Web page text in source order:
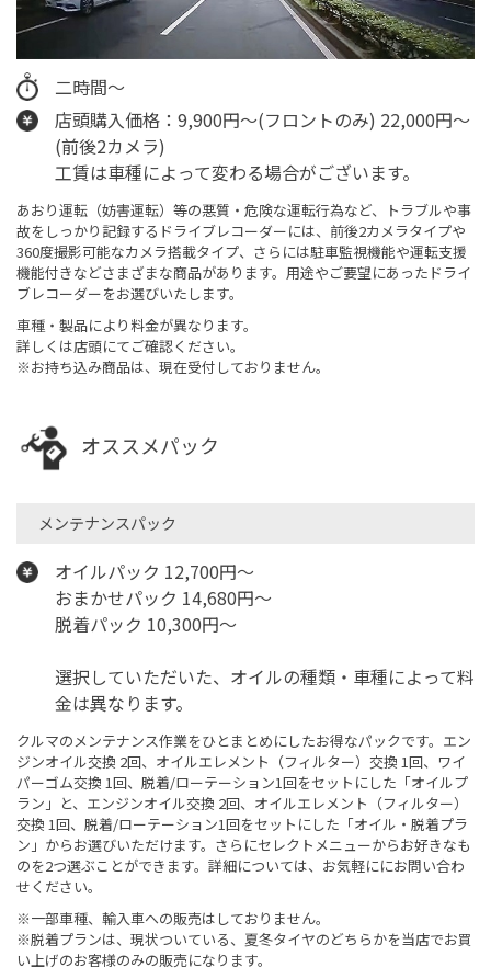
二時間～
店頭購入価格：9,900円～(フロントのみ) 22,000円～
(前後2カメラ)
工賃は車種によって変わる場合がございます。
あおり運転（妨害運転）等の悪質・危険な運転行為など、トラブルや事
故をしっかり記録するドライブレコーダーには、前後2カメラタイプや
360度撮影可能なカメラ搭載タイプ、さらには駐車監視機能や運転支援
機能付きなどさまざまな商品があります。用途やご要望にあったドライ
ブレコーダーをお選びいたします。
車種・製品により料金が異なります。
詳しくは店頭にてご確認ください。
※お持ち込み商品は、現在受付しておりません。
オススメパック
メンテナンスパック
オイルパック 12,700円～
おまかせパック 14,680円～
脱着パック 10,300円～
選択していただいた、オイルの種類・車種によって料
金は異なります。
クルマのメンテナンス作業をひとまとめにしたお得なパックです。エン
ジンオイル交換 2回、オイルエレメント（フィルター）交換 1回、ワイ
パーゴム交換 1回、脱着/ローテーション1回をセットにした「オイルプ
ラン」と、エンジンオイル交換 2回、オイルエレメント（フィルター）
交換 1回、脱着/ローテーション1回をセットにした「オイル・脱着プラ
ン」からお選びいただけます。さらにセレクトメニューからお好きなも
のを2つ選ぶことができます。詳細については、お気軽ににお問い合わ
せください。
※一部車種、輸入車への販売はしておりません。
※脱着プランは、現状ついている、夏冬タイヤのどちらかを当店でお買
い上げのお客様のみの販売になります。